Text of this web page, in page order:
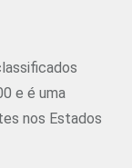
e é uma
nos Estados